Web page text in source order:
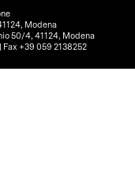
Modena
50/4, 41124, Modena
Fax +39 059 2138252